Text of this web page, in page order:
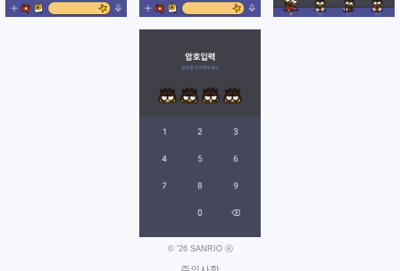
© '26 SANRIO Ⓚ